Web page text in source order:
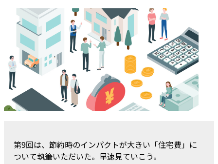
第9回は、節約時のインパクトが大きい「住宅費」に
ついて執筆いただいた。早速見ていこう。